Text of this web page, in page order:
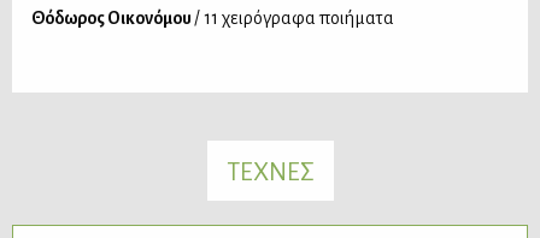
Θόδωρος Οικονόμου / 11 χειρόγραφα ποιήματα
ΤΕΧΝΕΣ